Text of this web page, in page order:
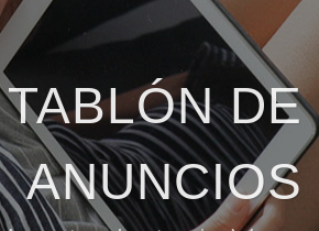
TABLÓN DE
ANUNCIOS